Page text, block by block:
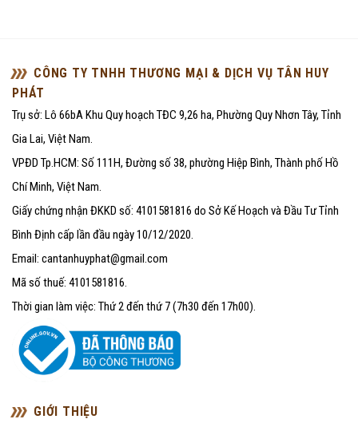
CÔNG TY TNHH THƯƠNG MẠI & DỊCH VỤ TÂN HUY
PHÁT
Trụ sở: Lô 66bA Khu Quy hoạch TĐC 9,26 ha, Phường Quy Nhơn Tây, Tỉnh
Gia Lai, Việt Nam.
VPĐD Tp.HCM: Số 111H, Đường số 38, phường Hiệp Bình, Thành phố Hồ
Chí Minh, Việt Nam.
Giấy chứng nhận ĐKKD số: 4101581816 do Sở Kế Hoạch và Đầu Tư Tỉnh
Bình Định cấp lần đầu ngày 10/12/2020.
Email: cantanhuyphat@gmail.com
Mã số thuế: 4101581816.
Thời gian làm việc: Thứ 2 đến thứ 7 (7h30 đến 17h00).
GIỚI THIỆU